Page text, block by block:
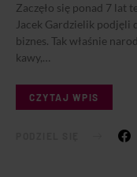
Zaczęło się ponad 7 lat
Jacek Gardzielik podjęli
biznes. Tak właśnie
kawy,…
CZYTAJ WPIS